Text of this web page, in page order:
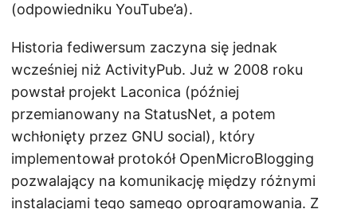
(odpowiedniku YouTube’a).
Historia fediwersum zaczyna się jednak
wcześniej niż ActivityPub. Już w 2008 roku
powstał projekt Laconica (później
przemianowany na StatusNet, a potem
wchłonięty przez GNU social), który
implementował protokół OpenMicroBlogging
pozwalający na komunikację między różnymi
instalacjami tego samego oprogramowania. Z